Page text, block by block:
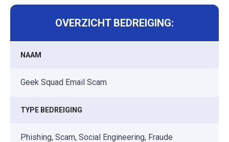
OVERZICHT BEDREIGING:
NAAM
Geek Squad Email Scam
TYPE BEDREIGING
Phishing, Scam, Social Engineering, Fraude